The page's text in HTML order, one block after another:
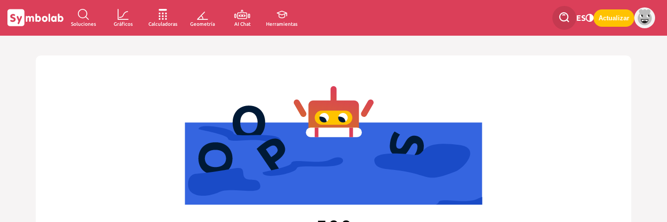
Soluciones Gráficos Calculadoras Geometría AI Chat Herramientas
ES Actualizar